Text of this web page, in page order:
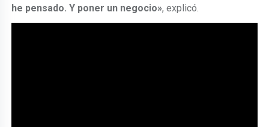
he pensado. Y poner un negocio», explicó.